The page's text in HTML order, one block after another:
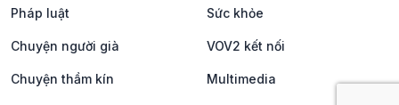
Pháp luật Sức khỏe
Chuyện người già VOV2 kết nối
Chuyện thầm kín Multimedia